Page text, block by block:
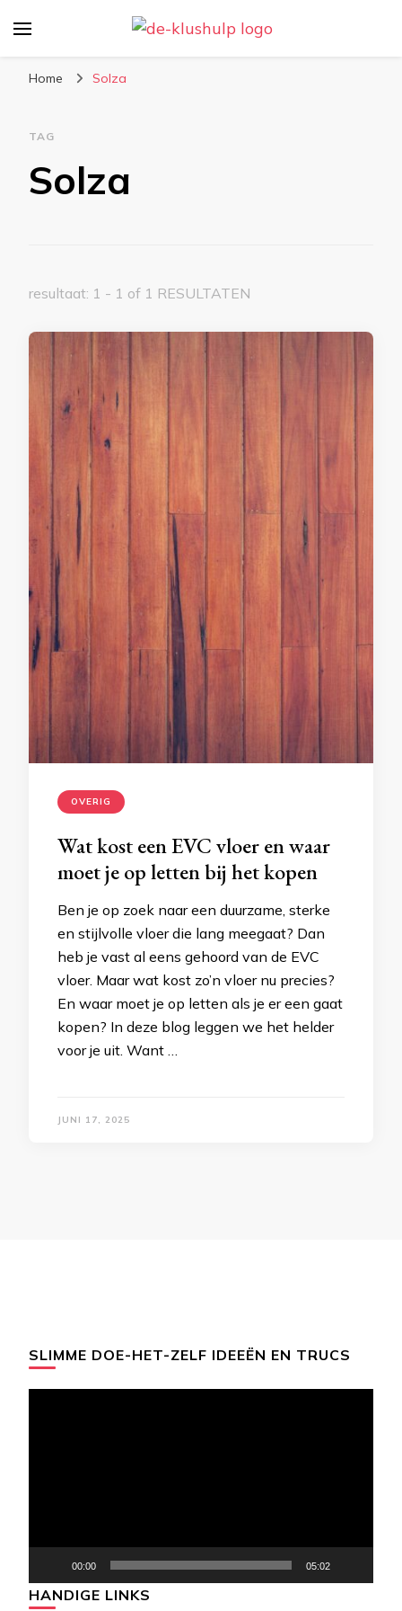
kluswijzer voor DIY’ers
Home Solza
TAG
Solza
resultaat: 1 - 1 of 1 RESULTATEN
OVERIG
Wat kost een EVC vloer en waar
moet je op letten bij het kopen
Ben je op zoek naar een duurzame, sterke
en stijlvolle vloer die lang meegaat? Dan
heb je vast al eens gehoord van de EVC
vloer. Maar wat kost zo’n vloer nu precies?
En waar moet je op letten als je er een gaat
kopen? In deze blog leggen we het helder
voor je uit. Want …
JUNI 17, 2025
SLIMME DOE-HET-ZELF IDEEËN EN TRUCS
00:00 05:02
HANDIGE LINKS